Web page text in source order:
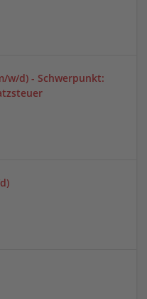
w/d) - Schwerpunkt: